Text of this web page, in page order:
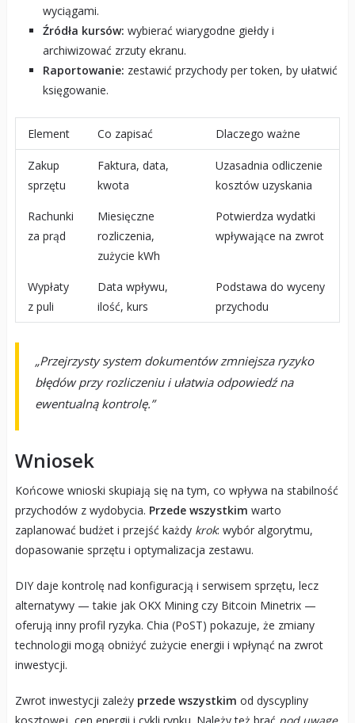
wyciągami.
Źródła kursów: wybierać wiarygodne giełdy i
archiwizować zrzuty ekranu.
Raportowanie: zestawić przychody per token, by ułatwić
księgowanie.
Element Co zapisać Dlaczego ważne
Zakup
sprzętu
Faktura, data,
kwota
Uzasadnia odliczenie
kosztów uzyskania
Rachunki
za prąd
Miesięczne
rozliczenia,
zużycie kWh
Potwierdza wydatki
wpływające na zwrot
Wypłaty
z puli
Data wpływu,
ilość, kurs
Podstawa do wyceny
przychodu
„Przejrzysty system dokumentów zmniejsza ryzyko
błędów przy rozliczeniu i ułatwia odpowiedź na
ewentualną kontrolę.”
Wniosek
Końcowe wnioski skupiają się na tym, co wpływa na stabilność
przychodów z wydobycia. Przede wszystkim warto
zaplanować budżet i przejść każdy krok: wybór algorytmu,
dopasowanie sprzętu i optymalizacja zestawu.
DIY daje kontrolę nad konfiguracją i serwisem sprzętu, lecz
alternatywy — takie jak OKX Mining czy Bitcoin Minetrix —
oferują inny profil ryzyka. Chia (PoST) pokazuje, że zmiany
technologii mogą obniżyć zużycie energii i wpłynąć na zwrot
inwestycji.
Zwrot inwestycji zależy przede wszystkim od dyscypliny